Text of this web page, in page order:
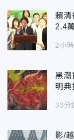
賴清
2.4
2小
黑
明典
33分
影/